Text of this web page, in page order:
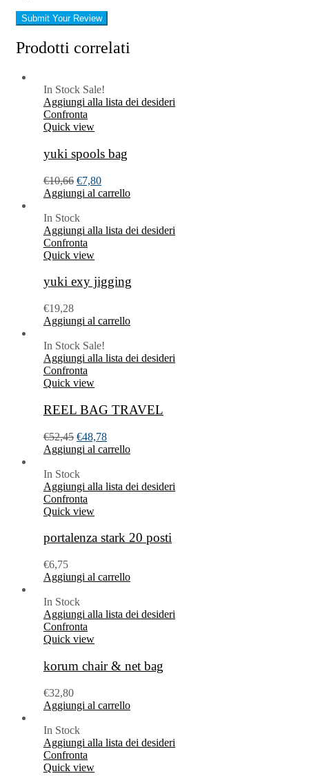
Submit Your Review
Prodotti correlati
In Stock Sale!
Aggiungi alla lista dei desideri
Confronta
Quick view
yuki spools bag
€10,66 €7,80
Aggiungi al carrello
In Stock
Aggiungi alla lista dei desideri
Confronta
Quick view
yuki exy jigging
€19,28
Aggiungi al carrello
In Stock Sale!
Aggiungi alla lista dei desideri
Confronta
Quick view
REEL BAG TRAVEL
€52,45 €48,78
Aggiungi al carrello
In Stock
Aggiungi alla lista dei desideri
Confronta
Quick view
portalenza stark 20 posti
€6,75
Aggiungi al carrello
In Stock
Aggiungi alla lista dei desideri
Confronta
Quick view
korum chair & net bag
€32,80
Aggiungi al carrello
In Stock
Aggiungi alla lista dei desideri
Confronta
Quick view